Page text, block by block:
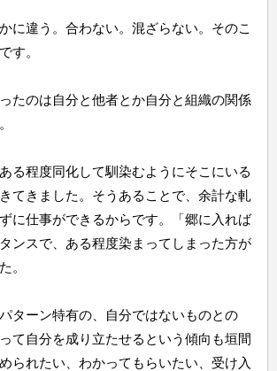
に違う。合わない。混ざらない。そのこ
す。
たのは自分と他者とか自分と組織の関係
る程度同化して馴染むようにそこにいる
てきました。そうあることで、余計な軋
に仕事ができるからです。「郷に入れば
ンスで、ある程度染まってしまった方が
。
ターン特有の、自分ではないものとの
て自分を成り立たせるという傾向も垣間
られたい、わかってもらいたい、受け入